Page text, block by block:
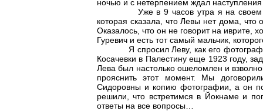
ночью и с нетерпением ждал
Уже в 9 часов утра я на своем
которая сказала, что Левы нет дома,
Оказалось, что он не говорит на иврите,
Гуревич и есть тот самый мальчик,
Я спросил Леву, как его фотография
Косачевки в Палестину еще 1923 году,
Лева был настолько ошеломлен и
прояснить этот момент. Мы
Сидоровны и копию фотографии, а он
решили, что встретимся в Йокнаме и
ответы на все вопросы…